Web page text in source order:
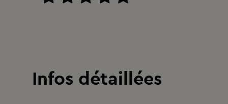
Infos détaillées